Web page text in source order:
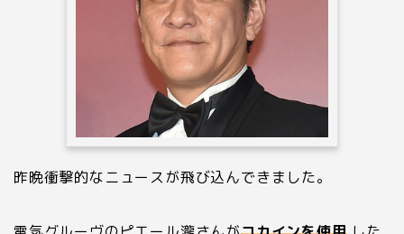
昨晩衝撃的なニュースが飛び込んできました。